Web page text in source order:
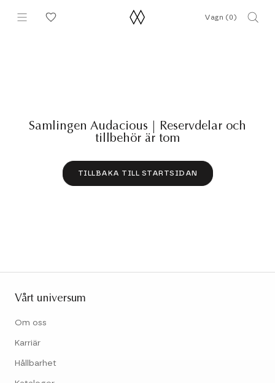
Vagn (0)
Samlingen Audacious | Reservdelar och
tillbehör är tom
TILLBAKA TILL STARTSIDAN
Vårt universum
Om oss
Karriär
Hållbarhet